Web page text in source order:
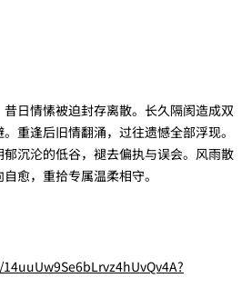
日情愫被迫封存离散。长久隔阂造成双
重逢后旧情翻涌，过往遗憾全部浮现。
沉沦的低谷，褪去偏执与误会。风雨散
愈，重拾专属温柔相守。